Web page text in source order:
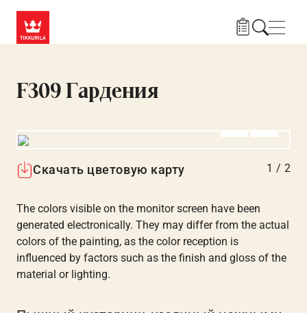
F309 Гардения
Скачать цветовую карту 1 / 2
The colors visible on the monitor screen have been
generated electronically. They may differ from the actual
colors of the painting, as the color reception is
influenced by factors such as the finish and gloss of the
material or lighting.